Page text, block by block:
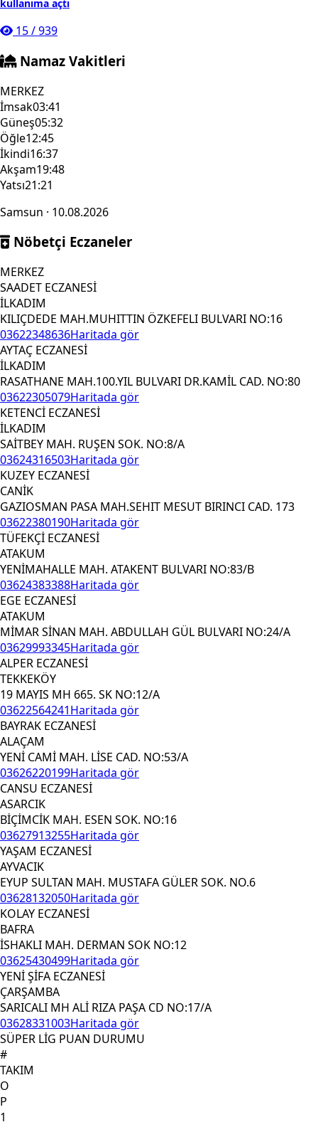
kullanıma açtı
15/939
Namaz Vakitleri
MERKEZ
İmsak03:41
Güneş05:32
Öğle12:45
İkindi16:37
Akşam19:48
Yatsı21:21
Samsun · 10.08.2026
Nöbetçi Eczaneler
MERKEZ
SAADET ECZANESİ
İLKADIM
KILIÇDEDE MAH.MUHITTIN ÖZKEFELI BULVARI NO:16
03622348636Haritada gör
AYTAÇ ECZANESİ
İLKADIM
RASATHANE MAH.100.YIL BULVARI DR.KAMİL CAD. NO:80
03622305079Haritada gör
KETENCİ ECZANESİ
İLKADIM
SAİTBEY MAH. RUŞEN SOK. NO:8/A
03624316503Haritada gör
KUZEY ECZANESİ
CANİK
GAZIOSMAN PASA MAH.SEHIT MESUT BIRINCI CAD. 173
03622380190Haritada gör
TÜFEKÇİ ECZANESİ
ATAKUM
YENİMAHALLE MAH. ATAKENT BULVARI NO:83/B
03624383388Haritada gör
EGE ECZANESİ
ATAKUM
MİMAR SİNAN MAH. ABDULLAH GÜL BULVARI NO:24/A
03629993345Haritada gör
ALPER ECZANESİ
TEKKEKÖY
19 MAYIS MH 665. SK NO:12/A
03622564241Haritada gör
BAYRAK ECZANESİ
ALAÇAM
YENİ CAMİ MAH. LİSE CAD. NO:53/A
03626220199Haritada gör
CANSU ECZANESİ
ASARCIK
BİÇİMCİK MAH. ESEN SOK. NO:16
03627913255Haritada gör
YAŞAM ECZANESİ
AYVACIK
EYUP SULTAN MAH. MUSTAFA GÜLER SOK. NO.6
03628132050Haritada gör
KOLAY ECZANESİ
BAFRA
İSHAKLI MAH. DERMAN SOK NO:12
03625430499Haritada gör
YENİ ŞİFA ECZANESİ
ÇARŞAMBA
SARICALI MH ALİ RIZA PAŞA CD NO:17/A
03628331003Haritada gör
SÜPER LİG PUAN DURUMU
#
TAKIM
O
P
1